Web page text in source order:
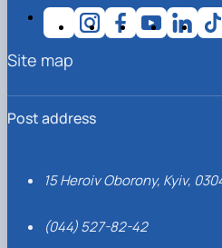
Post address
15 Heroiv Oborony, Kyiv,
(044) 527-82-42
Site map